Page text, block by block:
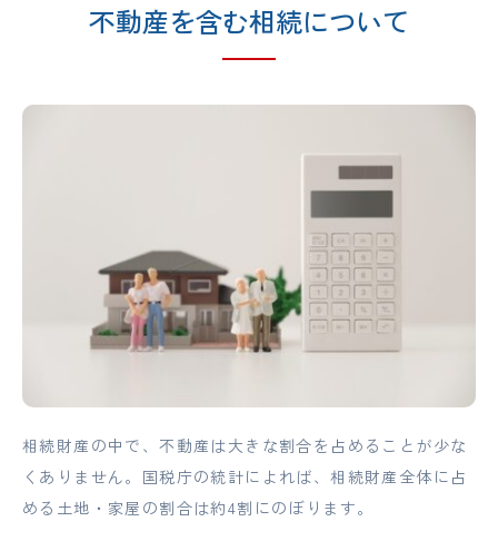
不動産を含む相続について
相続財産の中で、不動産は大きな割合を占めることが少な
くありません。国税庁の統計によれば、相続財産全体に占
める土地・家屋の割合は約4割にのぼります。